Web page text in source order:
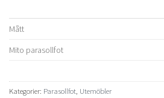
Mått
Mito parasollfot
Kategorier: Parasollfot, Utemöbler